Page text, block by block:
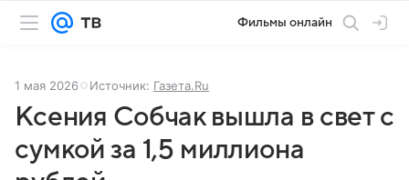
Фильмы онлайн
1 мая 2026 Источник: Газета.Ru
Ксения Собчак вышла в свет с
сумкой за 1,5 миллиона